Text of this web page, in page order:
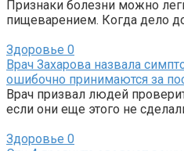
Признаки болезни можно
пищеварением. Когда дело
Здоровье 0
Врач Захарова назвала
ошибочно принимаются за
Врач призвал людей
если они еще этого не
Здоровье 0